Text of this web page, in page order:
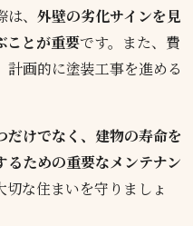
は、外壁の劣化サインを見
ことが重要です。また、費
画的に塗装工事を進める
だけでなく、建物の寿命を
ための重要なメンテナン
な住まいを守りましょ